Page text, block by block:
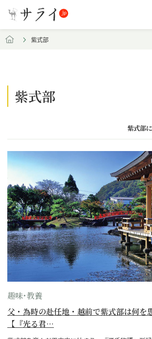
紫式部
紫式部
紫式部
趣味･教養
父・為時の赴任地・越前で紫式部は何を
【『光る君…